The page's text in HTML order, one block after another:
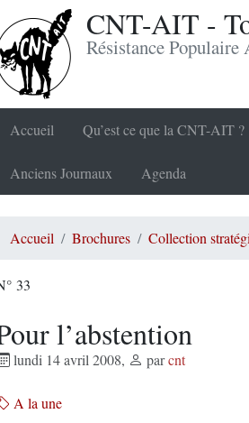
CNT-AIT -
Résistance Populaire
Accueil Qu’est ce que la CNT-AIT ?
Anciens Journaux Agenda
Accueil Brochures Collection
33
l’abstention
lundi 14 avril 2008, parcnt
A la une